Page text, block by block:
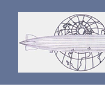
springen